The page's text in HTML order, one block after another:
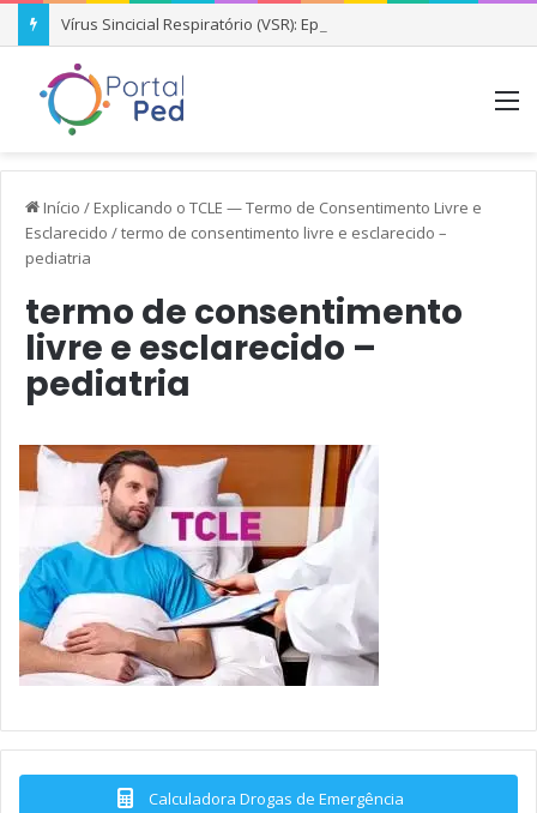
Início / Explicando o TCLE — Termo de Consentimento Livre e
Esclarecido /termo de consentimento livre e esclarecido –
pediatria
termo de consentimento
livre e esclarecido –
pediatria
Calculadora Drogas de Emergência